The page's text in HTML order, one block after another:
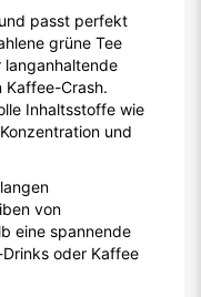
passt perfekt
grüne Tee
langanhaltende
Kaffee-Crash.
Inhaltsstoffe wie
und
von
eine spannende
oder Kaffee